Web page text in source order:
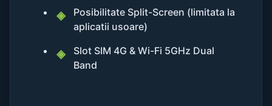
Posibilitate Split-Screen (limitata la
aplicatii usoare)
Slot SIM 4G & Wi-Fi 5GHz Dual
Band